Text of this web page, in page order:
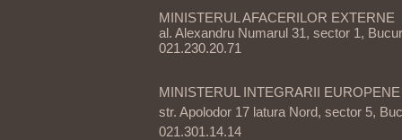
MINISTERUL AFACERILOR EXTERNE
al. Alexandru Numarul 31, sector 1,
021.230.20.71
MINISTERUL INTEGRARII EUROPENE
str. Apolodor 17 latura Nord, sector 5,
021.301.14.14